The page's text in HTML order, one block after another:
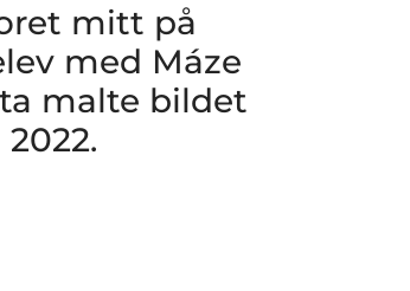
mitt på
med Máze
malte bildet